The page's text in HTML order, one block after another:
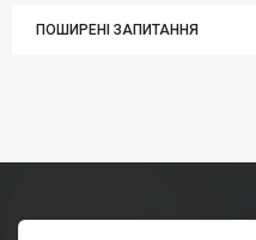
ПОШИРЕНІ ЗАПИТАННЯ